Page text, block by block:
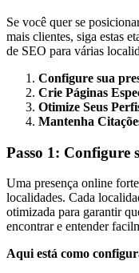
Se você quer se
mais clientes, siga estas
de SEO para várias
Configure sua
Crie Páginas
Otimize Seus
Mantenha
Passo 1: Configure
Uma presença online
localidades. Cada
otimizada para garantir
encontrar e entender
Aqui está como